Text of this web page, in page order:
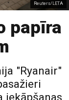
Reuters/LETA
papīra
"Ryanair"
iekāpšanas